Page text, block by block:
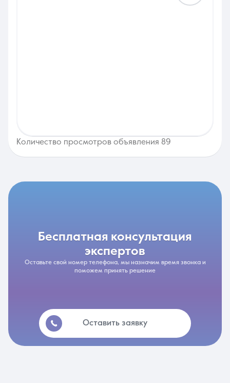
Количество просмотров объявления 89
бесплатная консультация
экспертов
Оставьте свой номер телефона, мы назначим время звонка и
поможем принять решение
Оставить заявку